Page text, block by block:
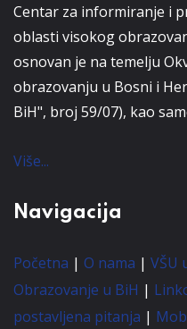
Centar za informiranje i
oblasti visokog
osnovan je na temelju
obrazovanju u Bosni i
BiH", broj 59/07), kao
Više...
Navigacija
Početna | O nama | VŠU
Obrazovanje u BiH |
postavljena pitanja |